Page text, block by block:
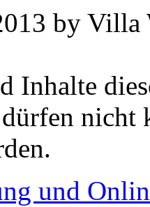
by Villa
Inhalte
und